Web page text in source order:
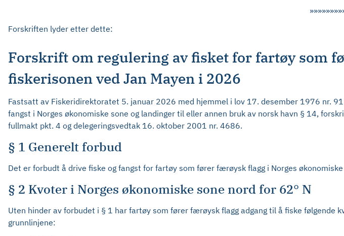
Forskriften lyder etter dette:
Forskrift om regulering av fisket for fartøy som
fiskerisonen ved Jan Mayen i 2026
Fastsatt av Fiskeridirektoratet 5. januar 2026 med hjemmel i lov 17. desember 1976 nr.
fangst i Norges økonomiske sone og landinger til eller annen bruk av norsk havn § 14,
fullmakt pkt. 4 og delegeringsvedtak 16. oktober 2001 nr. 4686.
§ 1 Generelt forbud
Det er forbudt å drive fiske og fangst for fartøy som fører færøysk flagg i Norges
§ 2 Kvoter i Norges økonomiske sone nord for 62° N
Uten hinder av forbudet i § 1 har fartøy som fører færøysk flagg adgang til å fiske følgende
grunnlinjene: